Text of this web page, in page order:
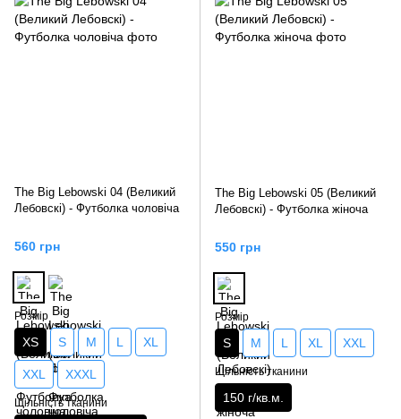
The Big Lebowski 04 (Великий
Лебовскі) - Футболка чоловіча
560 грн
Розмір
XS S M L XL
XXL XXXL
Щільність тканини
The Big Lebowski 05 (Великий
Лебовскі) - Футболка жіноча
550 грн
Розмір
S M L XL XXL
Щільність тканини
150 г/кв.м.